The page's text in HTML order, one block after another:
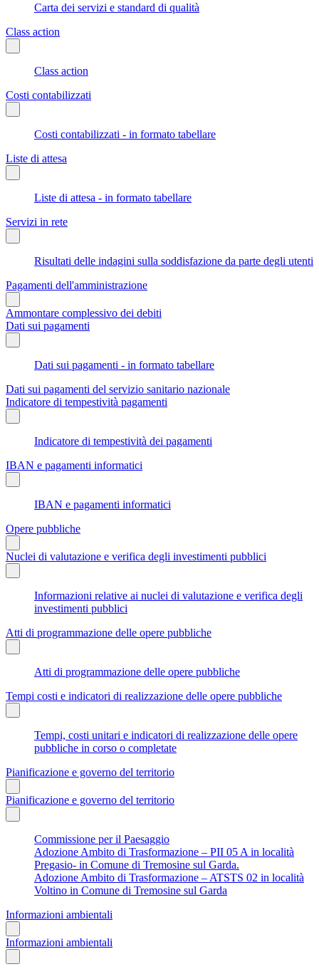
Carta dei servizi e standard di qualità
Class action
Class action
Costi contabilizzati
Costi contabilizzati - in formato tabellare
Liste di attesa
Liste di attesa - in formato tabellare
Servizi in rete
Risultati delle indagini sulla soddisfazione da parte degli utenti
Pagamenti dell'amministrazione
Ammontare complessivo dei debiti
Dati sui pagamenti
Dati sui pagamenti - in formato tabellare
Dati sui pagamenti del servizio sanitario nazionale
Indicatore di tempestività pagamenti
Indicatore di tempestività dei pagamenti
IBAN e pagamenti informatici
IBAN e pagamenti informatici
Opere pubbliche
Nuclei di valutazione e verifica degli investimenti pubblici
Informazioni relative ai nuclei di valutazione e verifica degli
investimenti pubblici
Atti di programmazione delle opere pubbliche
Atti di programmazione delle opere pubbliche
Tempi costi e indicatori di realizzazione delle opere pubbliche
Tempi, costi unitari e indicatori di realizzazione delle opere
pubbliche in corso o completate
Pianificazione e governo del territorio
Pianificazione e governo del territorio
Commissione per il Paesaggio
Adozione Ambito di Trasformazione – PII 05 A in località
Pregasio- in Comune di Tremosine sul Garda.
Adozione Ambito di Trasformazione – ATSTS 02 in località
Voltino in Comune di Tremosine sul Garda
Informazioni ambientali
Informazioni ambientali